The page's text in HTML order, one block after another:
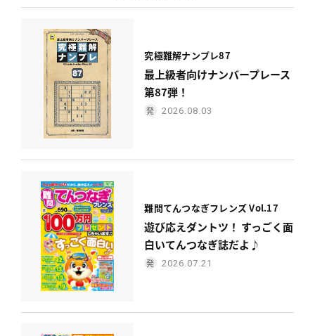
究極難解ナンプレ87
最上級者向けナンバープレース
第87弾！
2026.08.03
難問てんつなぎフレンズ Vol.17
遊び応えダントツ！ すっごく面
白いてんつなぎ誌だよ♪
2026.07.21